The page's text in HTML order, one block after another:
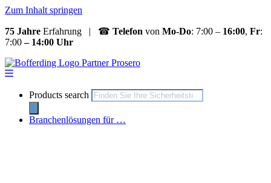
Zum Inhalt springen
75 Jahre Erfahrung | ☎ Telefon von Mo-Do: 7:00 – 16:00, Fr:
7:00– 14:00 Uhr
Products search
Branchenlösungen für …